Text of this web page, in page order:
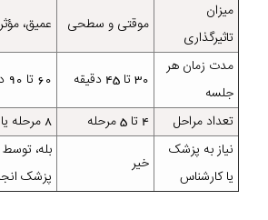
میزان
تاثیرگذاری
موقتی و سطحی عمیق،
مدت زمان هر
جلسه
30 تا 45 دقیقه 60 تا 90 دقیقه
تعداد مراحل 4 تا 5 مرحله
8 مرحله یا بیشتر
نیاز به پزشک
یا کارشناس
خیر
بله،
پزشک